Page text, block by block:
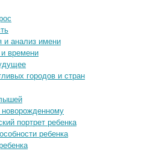
и анализ имени
времени
городов и стран
портрет ребенка
ребенка